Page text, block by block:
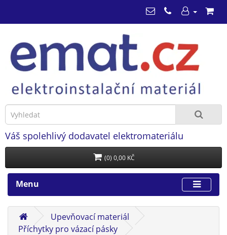
Váš spolehlivý dodavatel elektromateriálu
(0) 0,00 KČ
Menu
Upevňovací materiál
Příchytky pro vázací pásky